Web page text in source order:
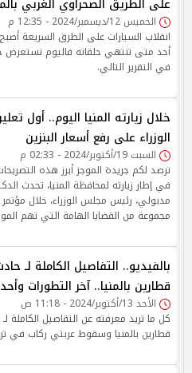
على الطريق الصحراوي الغربي
الخميس 12/ديسمبر/2024 - 12:35 م
انقلاب السيارات على الطرق السريعة
أحد متى تنتهي حلقاته فاليوم نستعرض
في التقرير التالي.
خلال زيارته المنيا اليوم.. أول
الوزراء على رفع أسعار البنزين
السبت 19/أكتوبر/2024 - 02:33 م
ترصد لكم جريدة الموجز أبرز هذه
في إطار زيارته لمحافظة المنيا، تحدث
مدبولي، رئيس مجلس الوزراء، خلال
مجموعة من القضايا الهامة التي تهم
بالفيديو.. التفاصيل الكاملة لـ
قطارين بالمنيا.. آخر التطورات
الأحد 13/أكتوبر/2024 - 11:18 ص
كل ما تريد معرفته عن التقاصيل الكاملة
قطارين بالمنيا وسقوط عربتي ركاب في